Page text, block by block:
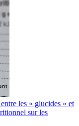
les « glucides » et
sur les